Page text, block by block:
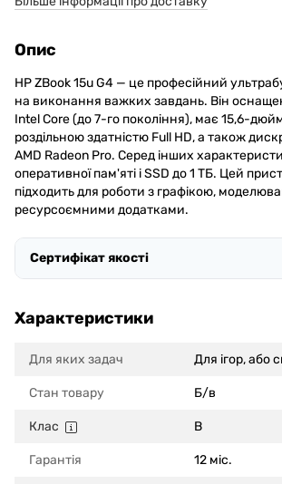
Опис
HP ZBook 15u G4 — це професійний
на виконання важких завдань. Він
Intel Core (до 7-го покоління), має 15,6-
роздільною здатністю Full HD, а також
AMD Radeon Pro. Серед інших
оперативної пам'яті і SSD до 1 ТБ. Цей
підходить для роботи з графікою,
ресурсоємними додатками.
Сертифікат якості
Характеристики
Для яких задач Для ігор, або
Стан товару Б/в
Клас B
Гарантія 12 міс.